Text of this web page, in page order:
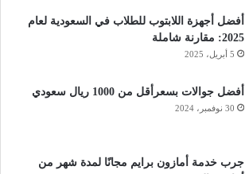
أفضل أجهزة اللابتوب للطلاب في السعودية لعام
2025: مقارنة شاملة
5 أبريل، 2025
أفضل جوالات بسعرأقل من 1000 ريال سعودي
30 نوفمبر، 2024
جرب خدمة أمازون برايم مجانًا لمدة شهر من